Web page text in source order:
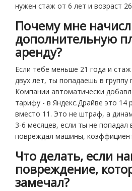
нужен стаж от 6 лет и возраст
Почему мне
дополнительную
аренду?
Если тебе меньше 21 года и
двух лет, ты попадаешь в группу
Компании автоматически
тарифу - в Яндекс.Драйве это 14
вместо 11. Это не штраф, а
3-6 месяцев, если ты не попадал
повреждал машины,
Что делать, если
повреждение,
замечал?